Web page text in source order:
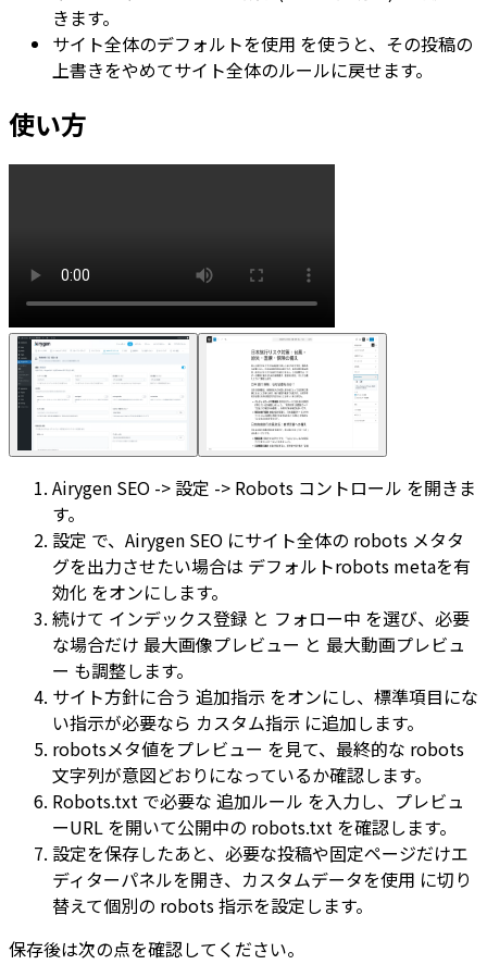
きます。
サイト全体のデフォルトを使用 を使うと、その投稿の
上書きをやめてサイト全体のルールに戻せます。
使い方
Airygen SEO -> 設定 -> Robots コントロール を開きま
す。
設定 で、Airygen SEO にサイト全体の robots メタタ
グを出力させたい場合は デフォルトrobots metaを有
効化 をオンにします。
続けて インデックス登録 と フォロー中 を選び、必要
な場合だけ 最大画像プレビュー と 最大動画プレビュ
ー も調整します。
サイト方針に合う 追加指示 をオンにし、標準項目にな
い指示が必要なら カスタム指示 に追加します。
robotsメタ値をプレビュー を見て、最終的な robots
文字列が意図どおりになっているか確認します。
Robots.txt で必要な 追加ルール を入力し、 プレビュ
ーURL を開いて公開中の robots.txt を確認します。
設定を保存したあと、必要な投稿や固定ページだけエ
ディターパネルを開き、 カスタムデータを使用 に切り
替えて個別の robots 指示を設定します。
保存後は次の点を確認してください。